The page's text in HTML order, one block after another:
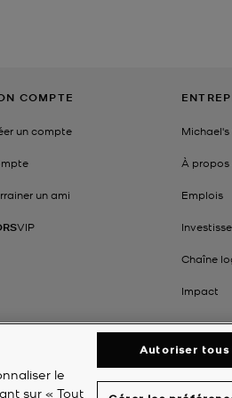
COMPTE
un compte
un ami
VIP
Michael's
À propos
Emplois
Chaîne
Impact
le
sur « Tout
Autoriser tous